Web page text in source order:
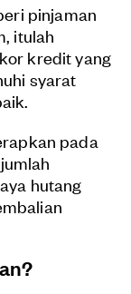
pinjaman
itulah
kredit yang
syarat
pada
hutang